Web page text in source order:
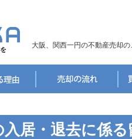
大阪、関西一円の不動産売却
居・退去に係る